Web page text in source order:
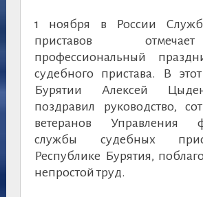
1 ноября в России
приставов
профессиональный
судебного пристава. В
Бурятии Алексей
поздравил руководство,
ветеранов Управления
службы судебных
Республике Бурятия,
непростой труд.